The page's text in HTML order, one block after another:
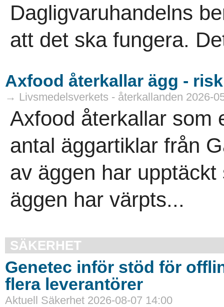
Dagligvaruhandelns
att det ska fungera.
Axfood återkallar ägg -
→ Livsmedelsverkets - återkallanden 2026-
Axfood återkallar som
antal äggartiklar från
av äggen har
äggen har värpts...
SÄKERHET
Genetec inför stöd för
flera leverantörer
Aktuell Säkerhet 2026-08-07 14:00